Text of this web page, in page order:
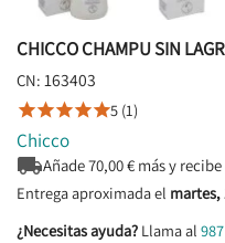
CHICCO CHAMPU SIN
CN: 163403
5 (1)
Chicco
Añade70,00€ más y
Entrega aproximada el martes,
¿Necesitas ayuda? Llama al